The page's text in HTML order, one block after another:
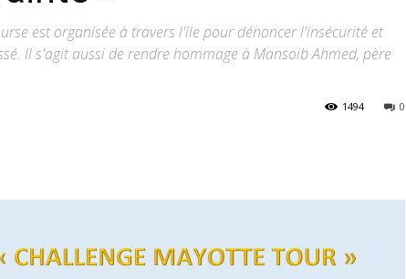
est organisée à travers l'île pour dénoncer l'insécurité et
Il s'agit aussi de rendre hommage à Mansoib Ahmed, père
0
1494